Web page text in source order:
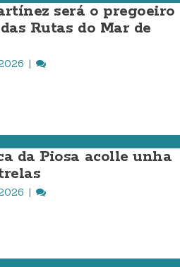
será o pregoeiro
Rutas do Mar de
da Piosa acolle unha